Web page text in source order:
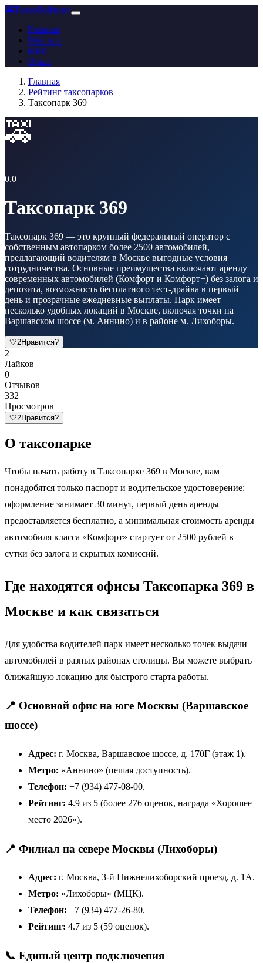
🚕ТаксоРейтинг
Главная
Рейтинг
Блог
О нас
Главная
Рейтинг таксопарков
Таксопарк 369
🚕
0.0
Таксопарк 369
Таксопарк 369 — это крупный федеральный оператор с
собственным автопарком более 2500 автомобилей,
предлагающий водителям в Москве выгодные условия
сотрудничества. Основные преимущества включают аренду
современных автомобилей (Комфорт и Комфорт+) без залога и
депозита, возможность бесплатного тест-драйва в первый
день и прозрачные ежедневные выплаты. Парк имеет
несколько удобных локаций в Москве, включая точки на
Варшавском шоссе (м. Аннино) и в районе м. Лихоборы.
🤍2Нравится?
2
Лайков
0
Отзывов
332
Просмотров
🤍2Нравится?
О таксопарке
Чтобы начать работу в Таксопарке 369 в Москве, вам
понадобятся только паспорт и водительское удостоверение:
оформление занимает 30 минут, первый день аренды
предоставляется бесплатно, а минимальная стоимость аренды
автомобиля класса «Комфорт» стартует от 2500 рублей в
сутки без залога и скрытых комиссий.
Где находятся офисы Таксопарка 369 в
Москве и как связаться
Для удобства водителей парк имеет несколько точек выдачи
автомобилей в разных районах столицы. Вы можете выбрать
ближайшую локацию для быстрого старта работы.
📍 Основной офис на юге Москвы (Варшавское
шоссе)
Адрес: г. Москва, Варшавское шоссе, д. 170Г (этаж 1).
Метро: «Аннино» (пешая доступность).
Телефон: +7 (934) 477-08-00.
Рейтинг: 4.9 из 5 (более 276 оценок, награда «Хорошее
место 2026»).
📍 Филиал на севере Москвы (Лихоборы)
Адрес: г. Москва, 3-й Нижнелихоборский проезд, д. 1А.
Метро: «Лихоборы» (МЦК).
Телефон: +7 (934) 477-26-80.
Рейтинг: 4.7 из 5 (59 оценок).
📞 Единый центр подключения